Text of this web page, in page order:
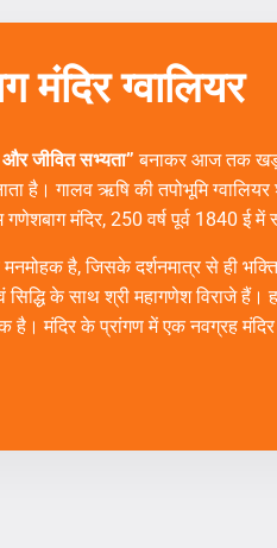
मंदिर ग्वालियर
और जीवित सभ्यता”बनाकर आज तक
है। गालव ऋषि की तपोभूमि
गणेशबाग मंदिर, 250 वर्ष पूर्व 1840 ई
है, जिसके दर्शनमात्र से ही
सिद्धि के साथ श्री महागणेश विराजे
है। मंदिर के प्रांगण में एक नवग्रह